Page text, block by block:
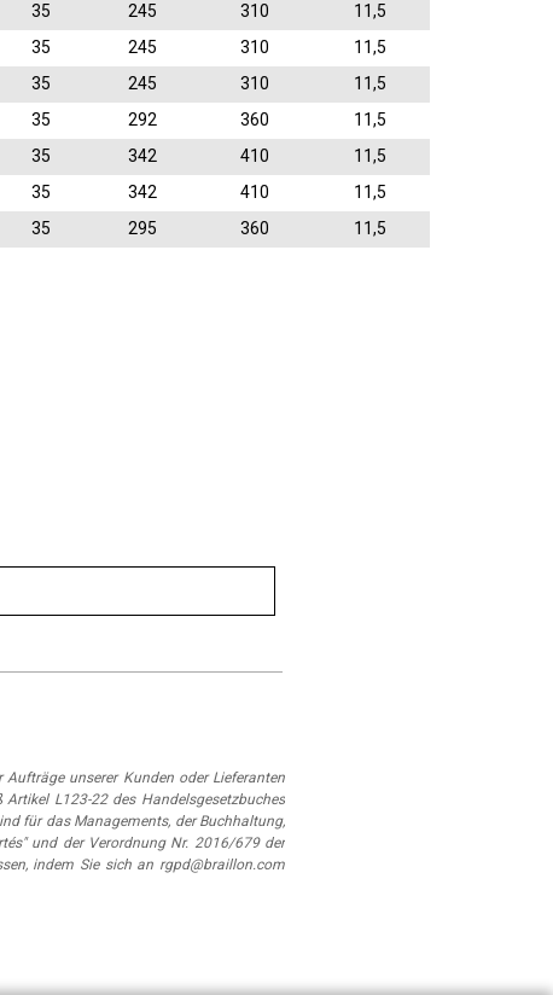
35 245 310
11,5
35 245 310
11,5
35 245 310
11,5
35 292 360
11,5
35 342 410
11,5
35 342 410
11,5
35 295 360 11,5
unserer Kunden oder Lieferanten
L123-22 des Handelsgesetzbuches
für das Managements, der Buchhaltung,
und der Verordnung Nr. 2016/679 der
indem Sie sich an rgpd@braillon.com